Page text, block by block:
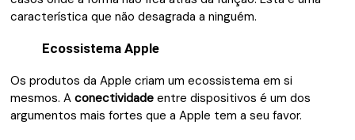
característica que não desagrada a ninguém.
Ecossistema Apple
Os produtos da Apple criam um ecossistema em si
mesmos. Aconectividade entre dispositivos é um dos
argumentos mais fortes que a Apple tem a seu favor.